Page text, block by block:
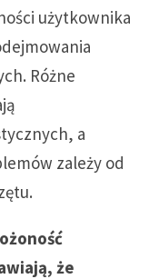
użytkownika
Różne
a
zależy od
że